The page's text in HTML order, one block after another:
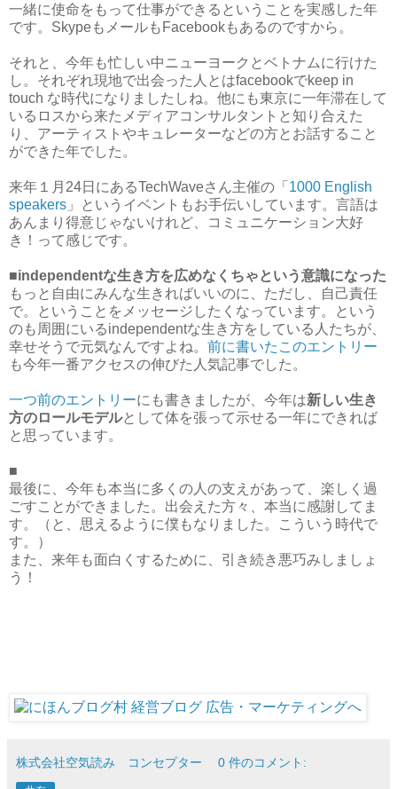
一緒に使命をもって仕事ができるということを実感した年
です。SkypeもメールもFacebookもあるのですから。
それと、今年も忙しい中ニューヨークとベトナムに行けた
し。それぞれ現地で出会った人とはfacebookでkeep in
touch な時代になりましたしね。他にも東京に一年滞在して
いるロスから来たメディアコンサルタントと知り合えた
り、アーティストやキュレーターなどの方とお話すること
ができた年でした。
来年１月24日にあるTechWaveさん主催の「 1000 English
speakers 」というイベントもお手伝いしています。言語は
あんまり得意じゃないけれど、コミュニケーション大好
き！って感じです。
■independentな生き方を広めなくちゃという意識になった
もっと自由にみんな生きればいいのに、ただし、自己責任
で。ということをメッセージしたくなっています。という
のも周囲にいるindependentな生き方をしている人たちが、
幸せそうで元気なんですよね。 前に書いたこのエントリー
も今年一番アクセスの伸びた人気記事でした。
一つ前のエントリーにも書きましたが、今年は新しい生き
方のロールモデルとして体を張って示せる一年にできれば
と思っています。
■
最後に、今年も本当に多くの人の支えがあって、楽しく過
ごすことができました。出会えた方々、本当に感謝してま
す。（と、思えるように僕もなりました。こういう時代で
す。）
また、来年も面白くするために、引き続き悪巧みしましょ
う！
株式会社空気読み コンセプター 0 件のコメント: